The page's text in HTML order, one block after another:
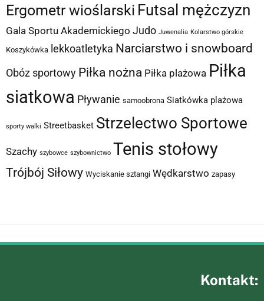
Ergometr wioślarski Futsal mężczyzn
Gala Sportu Akademickiego Judo Juwenalia Kolarstwo górskie
Koszykówka lekkoatletyka Narciarstwo i snowboard
Obóz sportowy Piłka nożna Piłka plażowa Piłka
siatkowa Pływanie samoobrona Siatkówka plażowa
sporty walki Streetbasket Strzelectwo Sportowe
Szachy szybowce szybownictwo Tenis stołowy
Trójbój Siłowy Wyciskanie sztangi Wędkarstwo zapasy
Kontakt: